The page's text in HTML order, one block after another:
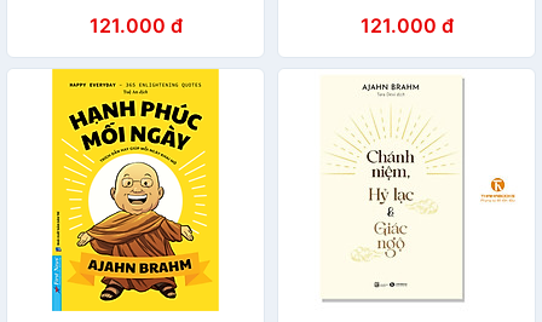
121.000 đ
- First News121.000 đ